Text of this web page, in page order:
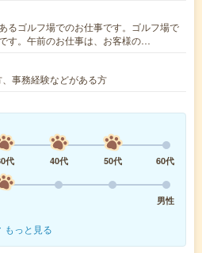
るゴルフ場でのお仕事です。ゴルフ場で
す。午前のお仕事は、お客様の…
事務経験などがある方
代 40代 50代
60代
男性
もっと見る